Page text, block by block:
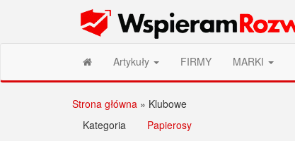
Wspieram Rozwój PL
Artykuły FIRMY MARKI
Strona główna » Klubowe
Kategoria
Papierosy